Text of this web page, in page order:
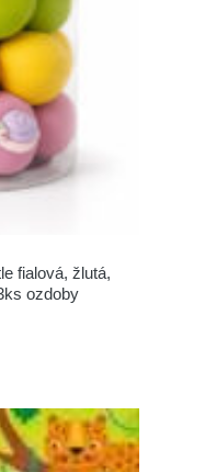
fialová, žlutá,
ozdoby